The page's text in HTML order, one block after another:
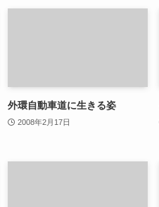
外環自動車道に生きる姿
2008年2月17日